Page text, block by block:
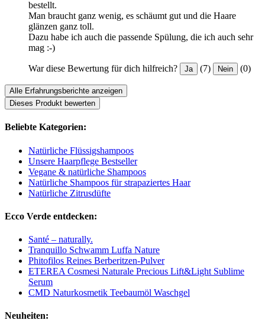
bestellt.
Man braucht ganz wenig, es schäumt gut und die Haare
glänzen ganz toll.
Dazu habe ich auch die passende Spülung, die ich auch sehr
mag :-)
War diese Bewertung für dich hilfreich? Ja (7) Nein (0)
Alle Erfahrungsberichte anzeigen
Dieses Produkt bewerten
Beliebte Kategorien:
Natürliche Flüssigshampoos
Unsere Haarpflege Bestseller
Vegane & natürliche Shampoos
Natürliche Shampoos für strapaziertes Haar
Natürliche Zitrusdüfte
Ecco Verde entdecken:
Santé – naturally.
Tranquillo Schwamm Luffa Nature
Phitofilos Reines Berberitzen-Pulver
ETEREA Cosmesi Naturale Precious Lift&Light Sublime
Serum
CMD Naturkosmetik Teebaumöl Waschgel
Neuheiten: